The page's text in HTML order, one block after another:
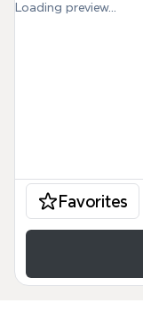
Loading preview...
Favorites